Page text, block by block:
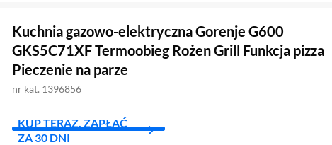
Kuchnia gazowo-elektryczna Gorenje G600
GKS5C71XF Termoobieg Rożen Grill Funkcja pizza
Pieczenie na parze
nr kat. 1396856
KUP TERAZ, ZAPŁAĆ
ZA 30 DNI